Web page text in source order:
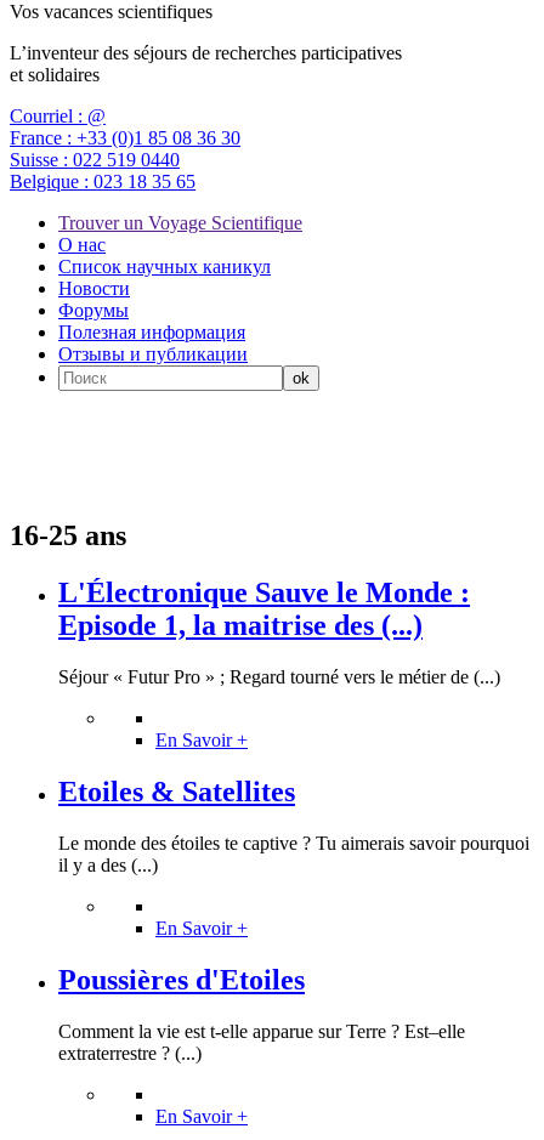
Vos vacances scientifiques
L’inventeur des séjours de recherches participatives
et solidaires
Courriel : @
France : +33 (0)1 85 08 36 30
Suisse : 022 519 0440
Belgique : 023 18 35 65
Trouver un Voyage Scientifique
О нас
Список научных каникул
Новости
Форумы
Полезная информация
Отзывы и публикации
16-25 ans
L'Électronique Sauve le Monde :
Episode 1, la maitrise des (...)
Séjour « Futur Pro » ; Regard tourné vers le métier de (...)
En Savoir +
Etoiles & Satellites
Le monde des étoiles te captive ? Tu aimerais savoir pourquoi
il y a des (...)
En Savoir +
Poussières d'Etoiles
Comment la vie est t-elle apparue sur Terre ? Est–elle
extraterrestre ? (...)
En Savoir +